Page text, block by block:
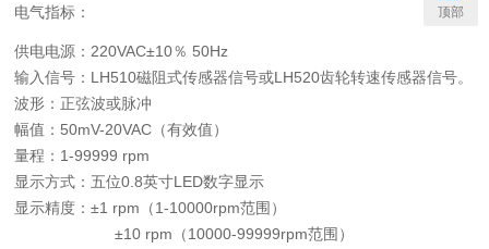
电气指标：
供电电源：220VAC±10％ 50Hz
输入信号：LH510磁阻式传感器信号或LH520齿轮转速传感器信号。
波形：正弦波或脉冲
幅值：50mV-20VAC（有效值）
量程：1-99999 rpm
显示方式：五位0.8英寸LED数字显示
显示精度：±1 rpm（1-10000rpm范围）
±10 rpm（10000-99999rpm范围）
顶部